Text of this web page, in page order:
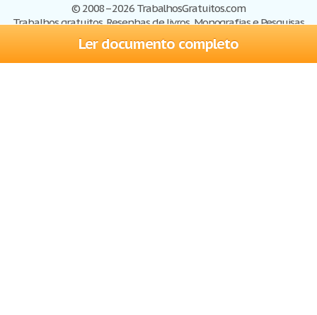
Ler documento completo
© 2008–2026 TrabalhosGratuitos.com
Trabalhos gratuitos, Resenhas de livros, Monografias e Pesquisas